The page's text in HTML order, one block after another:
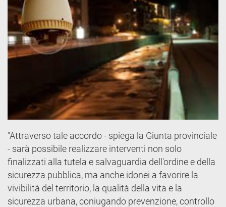
"Attraverso tale accordo - spiega la Giunta provinciale
- sarà possibile realizzare interventi non solo
finalizzati alla tutela e salvaguardia dell'ordine e della
sicurezza pubblica, ma anche idonei a favorire la
vivibilità del territorio, la qualità della vita e la
sicurezza urbana, coniugando prevenzione, controllo